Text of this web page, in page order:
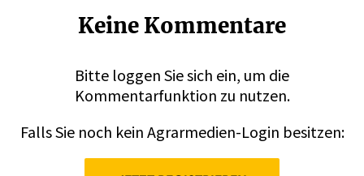
Keine Kommentare
Bitte loggen Sie sich ein, um die
Kommentarfunktion zu nutzen.
Falls Sie noch kein Agrarmedien-Login besitzen: